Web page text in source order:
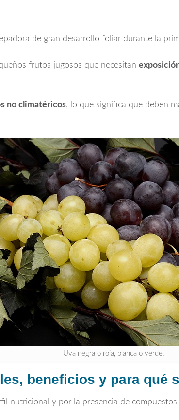
de gran desarrollo foliar durante la
frutos jugosos que necesitan
no climatéricos, lo que significa que deben
Uva negra o roja, blanca o verde.
beneficios y para qué
nutricional y por la presencia de